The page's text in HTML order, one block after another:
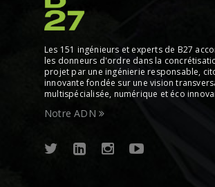
Les 151 ingénieurs et experts de B27
les donneurs d'ordre dans la
projet par une ingénierie responsable,
innovante fondée sur une vision
multispécialisée, numérique et éco
Notre ADN